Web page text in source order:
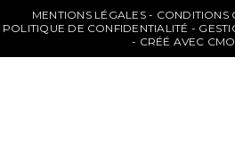
MENTIONS LÉGALES
CONDITIONS
POLITIQUE DE CONFIDENTIALITÉ
CRÉÉ AVEC